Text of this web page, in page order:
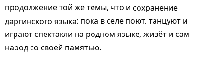
продолжение той же темы, что и сохранение
даргинского языка: пока в селе поют, танцуют и
играют спектакли на родном языке, живёт и сам
народ со своей памятью.